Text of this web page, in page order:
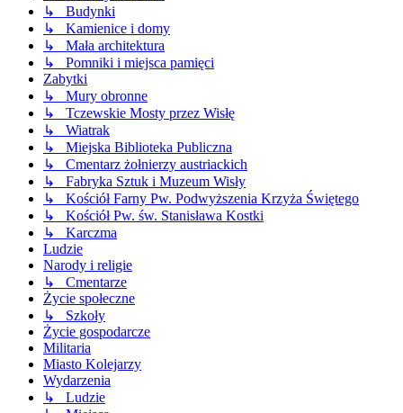
↳ Budynki
↳ Kamienice i domy
↳ Mała architektura
↳ Pomniki i miejsca pamięci
Zabytki
↳ Mury obronne
↳ Tczewskie Mosty przez Wisłę
↳ Wiatrak
↳ Miejska Biblioteka Publiczna
↳ Cmentarz żołnierzy austriackich
↳ Fabryka Sztuk i Muzeum Wisły
↳ Kościół Farny Pw. Podwyższenia Krzyża Świętego
↳ Kościół Pw. św. Stanisława Kostki
↳ Karczma
Ludzie
Narody i religie
↳ Cmentarze
Życie społeczne
↳ Szkoły
Życie gospodarcze
Militaria
Miasto Kolejarzy
Wydarzenia
↳ Ludzie